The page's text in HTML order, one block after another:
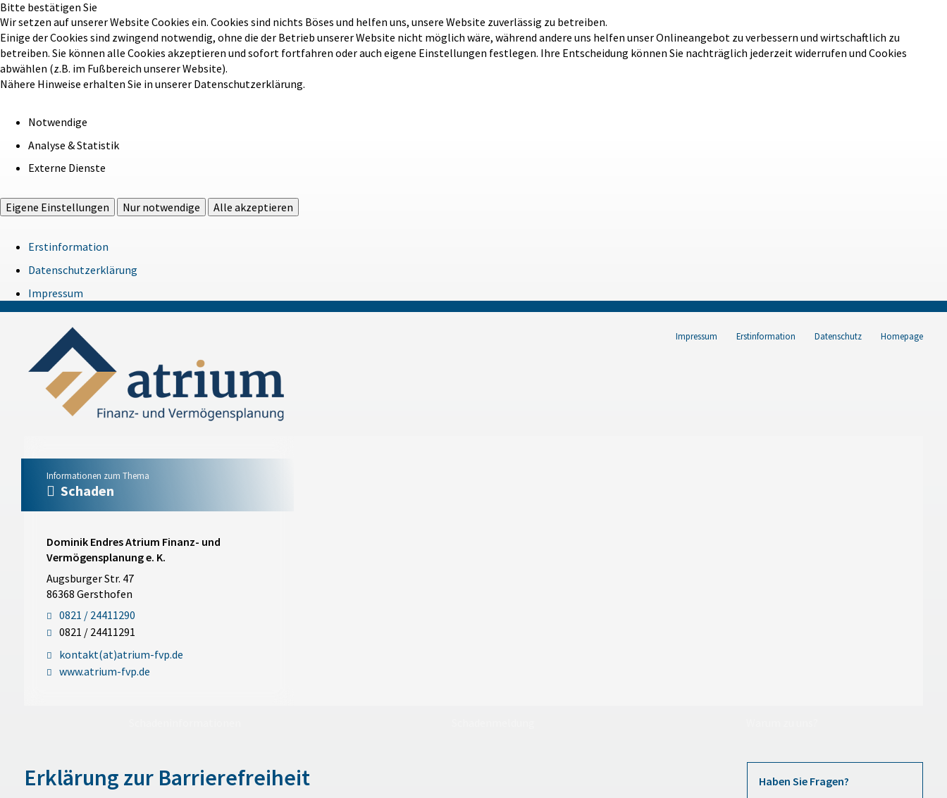
Bitte bestätigen Sie
Wir setzen auf unserer Website Cookies ein. Cookies sind nichts Böses und helfen uns, unsere Website zuverlässig zu betreiben.
Einige der Cookies sind zwingend notwendig, ohne die der Betrieb unserer Website nicht möglich wäre, während andere uns helfen unser Onlineangebot zu verbessern und wirtschaftlich zu
betreiben. Sie können alle Cookies akzeptieren und sofort fortfahren oder auch eigene Einstellungen festlegen. Ihre Entscheidung können Sie nachträglich jederzeit widerrufen und Cookies
abwählen (z.B. im Fußbereich unserer Website).
Nähere Hinweise erhalten Sie in unserer Datenschutzerklärung.
Notwendige
Analyse & Statistik
Externe Dienste
Eigene Einstellungen Nur notwendige Alle akzeptieren
Erstinformation
Datenschutzerklärung
Impressum
Impressum Erstinformation Datenschutz Homepage
Informationen zum Thema
Schaden
Dominik Endres Atrium Finanz- und
Vermögensplanung e. K.
Augsburger Str. 47
86368 Gersthofen
0821 / 24411290
0821 / 24411291
kontakt(at)atrium-fvp.de
www.atrium-fvp.de
Erklärung zur Barrierefreiheit Haben Sie Fragen?